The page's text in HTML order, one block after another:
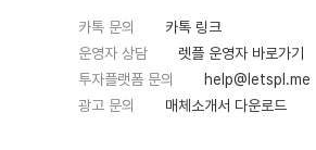
카톡 문의
카톡 링크
운영자 상담
렛플 운영자 바로가기
투자플랫폼 문의
help@letspl.me
광고 문의
매체소개서 다운로드